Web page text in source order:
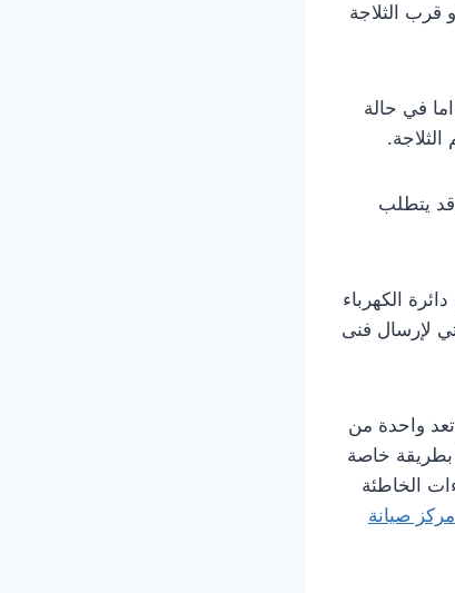
قرب الثلاجة
في حالة
يتطلب
الكهرباء
لإرسال فنى
واحدة من
بطريقة خاصة
الخاطئة
صيانة